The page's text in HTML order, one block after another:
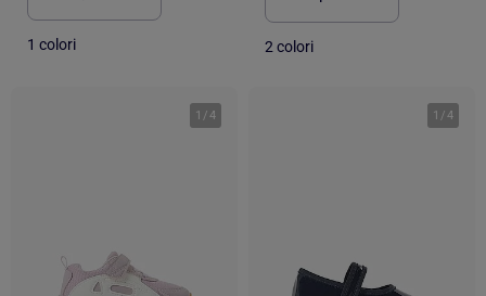
1 colori 2 colori
1 /4 1 /4